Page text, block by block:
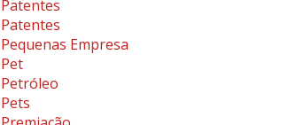
Patentes
Patentes
Pequenas Empresa
Pet
Petróleo
Pets